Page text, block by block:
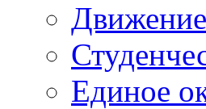
Единое